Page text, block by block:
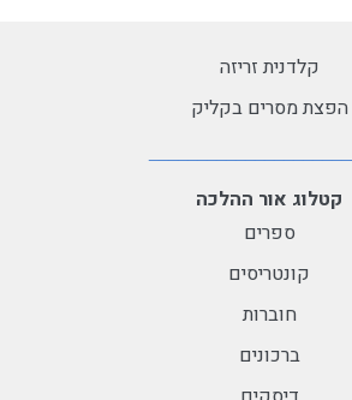
קלדנית זריזה
הפצת מסרים בקליק
קטלוג אור ההלכה
ספרים
קונטריסים
חוברות
ברכונים